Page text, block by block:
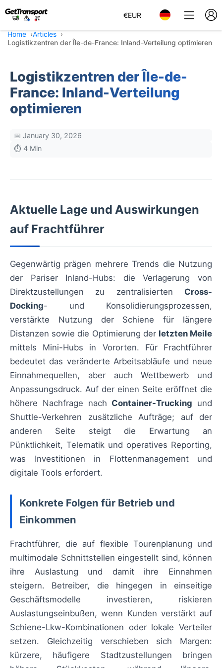
€EUR
Home
Articles
Logistikzentren der Île-de-France: Inland-Verteilung optimieren
Logistikzentren der Île-de-
France: Inland-Verteilung
optimieren
📅 January 30, 2026
⏱️ 4 Min
Aktuelle Lage und Auswirkungen
auf Frachtführer
Gegenwärtig prägen mehrere Trends die Nutzung
der Pariser Inland-Hubs: die Verlagerung von
Direktzustellungen zu zentralisierten Cross-
Docking- und Konsolidierungsprozessen,
verstärkte Nutzung der Schiene für längere
Distanzen sowie die Optimierung der letzten Meile
mittels Mini-Hubs in Vororten. Für Frachtführer
bedeutet das veränderte Arbeitsabläufe und neue
Einnahmequellen, aber auch Wettbewerb und
Anpassungsdruck. Auf der einen Seite eröffnet die
höhere Nachfrage nach Container-Trucking und
Shuttle-Verkehren zusätzliche Aufträge; auf der
anderen Seite steigt die Erwartung an
Pünktlichkeit, Telematik und operatives Reporting,
was Investitionen in Flottenmanagement und
digitale Tools erfordert.
Konkrete Folgen für Betrieb und
Einkommen
Frachtführer, die auf flexible Tourenplanung und
multimodale Schnittstellen eingestellt sind, können
ihre Auslastung und damit ihre Einnahmen
steigern. Betreiber, die hingegen in einseitige
Geschäftsmodelle investieren, riskieren
Auslastungseinbußen, wenn Kunden verstärkt auf
Schiene-Lkw-Kombinationen oder lokale Verteiler
setzen. Gleichzeitig verschieben sich Margen:
kürzere, häufigere Stadtzustellungen bringen